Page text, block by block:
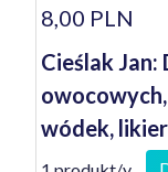
8,00 PLN
Cieślak
wódek,